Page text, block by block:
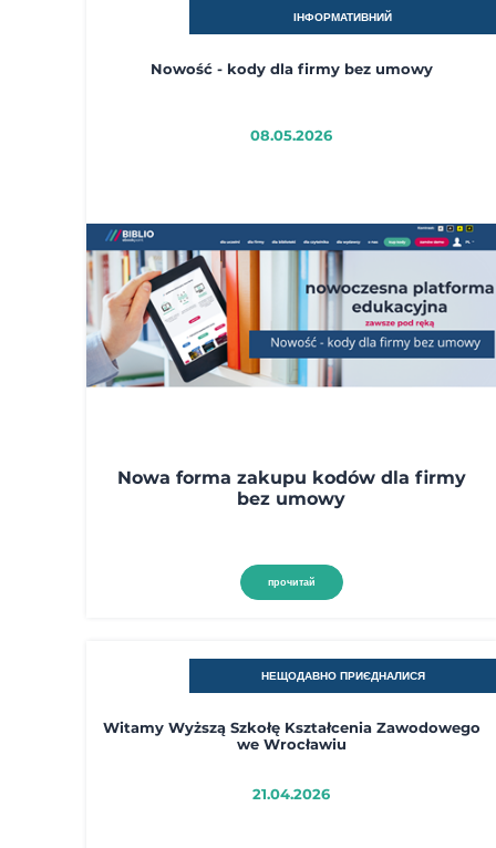
ІНФОРМАТИВНИЙ
Nowość - kody dla firmy bez umowy
08.05.2026
Nowa forma zakupu kodów dla firmy
bez umowy
прочитай
НЕЩОДАВНО ПРИЄДНАЛИСЯ
Witamy Wyższą Szkołę Kształcenia Zawodowego
we Wrocławiu
21.04.2026